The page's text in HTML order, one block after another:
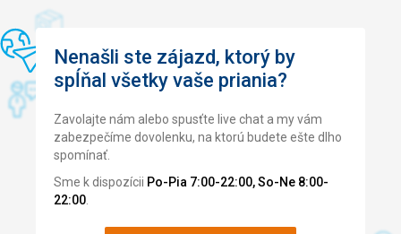
Nenašli ste zájazd, ktorý by
spĺňal všetky vaše priania?
Zavolajte nám alebo spusťte live chat a my vám
zabezpečíme dovolenku, na ktorú budete ešte dlho
spomínať.
Sme k dispozícii Po-Pia 7:00-22:00, So-Ne 8:00-
22:00.